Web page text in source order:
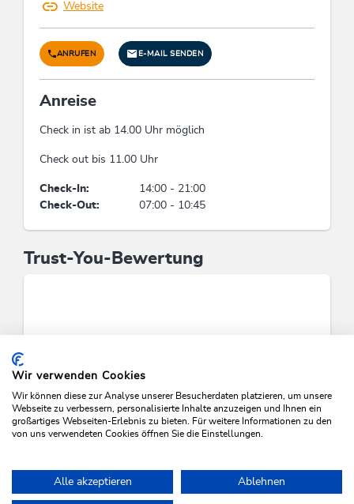
Einrichtungen Betrieb
Familienfreundlich, WiFi, Terrasse, Zentrale
Betriebsart
Landhotel
Links
Homepage
Website
ANRUFEN E-MAIL SENDEN
Anreise
Check in ist ab 14.00 Uhr möglich
Check out bis 11.00 Uhr
Check-In:
14:00 - 21:00
Check-Out:
07:00 - 10:45
Trust-You-Bewertung
Wir verwenden Cookies
Wir können diese zur Analyse unserer Besucherdaten platzieren, um unsere
Webseite zu verbessern, personalisierte Inhalte anzuzeigen und Ihnen ein
großartiges Webseiten-Erlebnis zu bieten. Für weitere Informationen zu den
von uns verwendeten Cookies öffnen Sie die Einstellungen.
Alle akzeptieren Ablehnen